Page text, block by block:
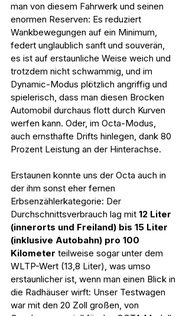
man von diesem Fahrwerk und seinen
enormen Reserven: Es reduziert
Wankbewegungen auf ein Minimum,
federt unglaublich sanft und souverän,
es ist auf erstaunliche Weise weich und
trotzdem nicht schwammig, und im
Dynamic-Modus plötzlich angriffig und
spielerisch, dass man diesen Brocken
Automobil durchaus flott durch Kurven
werfen kann. Oder, im Octa-Modus,
auch ernsthafte Drifts hinlegen, dank 80
Prozent Leistung an der Hinterachse.
Erstaunen konnte uns der Octa auch in
der ihm sonst eher fernen
Erbsenzählerkategorie: Der
Durchschnittsverbrauch lag mit 12 Liter
(innerorts und Freiland) bis 15 Liter
(inklusive Autobahn) pro 100
Kilometer teilweise sogar unter dem
WLTP-Wert (13,8 Liter), was umso
erstaunlicher ist, wenn man einen Blick in
die Radhäuser wirft: Unser Testwagen
war mit den 20 Zoll großen, von